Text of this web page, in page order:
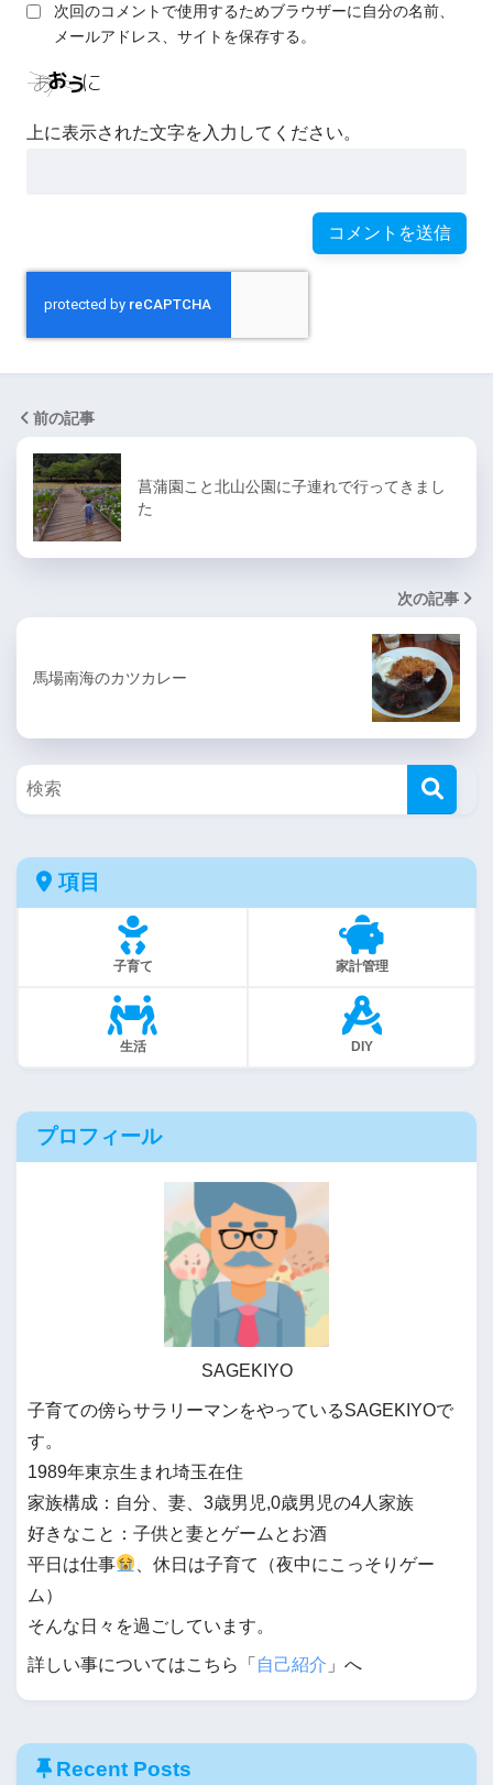
次回のコメントで使用するためブラウザーに自分の名前、
メールアドレス、サイトを保存する。
上に表示された文字を入力してください。
前の記事
菖蒲園こと北山公園に子連れで行ってきまし
た
次の記事
馬場南海のカツカレー
項目
子育て 家計管理
生活 DIY
プロフィール
SAGEKIYO
子育ての傍らサラリーマンをやっているSAGEKIYOで
す。
1989年東京生まれ埼玉在住
家族構成：自分、妻、3歳男児,0歳男児の4人家族
好きなこと：子供と妻とゲームとお酒
平日は仕事
、休日は子育て（夜中にこっそりゲー
ム）
そんな日々を過ごしています。
詳しい事についてはこちら「 自己紹介 」へ
Recent Posts